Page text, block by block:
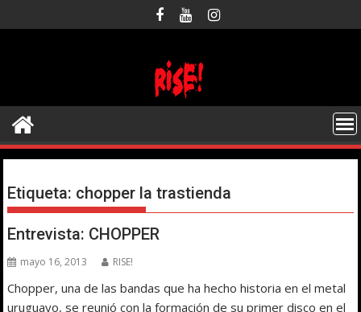
al
Etiqueta: chopper la trastienda
Entrevista: CHOPPER
mayo 16, 2013 RISE!
Chopper, una de las bandas que ha hecho historia en el metal
uruguayo, se reunió con la formación de su primer disco en el